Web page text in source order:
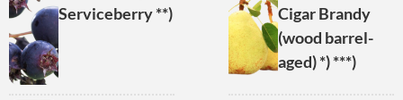
Serviceberry **)
Cigar Brandy
(wood barrel-
aged) *) ***)